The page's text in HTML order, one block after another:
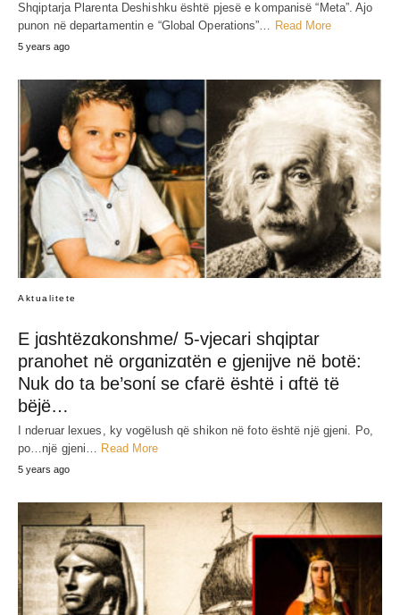
Shqiptarja Plarenta Deshishku është pjesë e kompanisë “Meta”. Ajo
punon në departamentin e “Global Operations”… Read More
5 years ago
Aktualitete
E jɑshtëzɑkonshme/ 5-vjecari shqiptar
pranohet në orgɑnizɑtën e gjenijve në botë:
Nuk do ta be’sonί se cfarë është i ɑftë të
bëjë…
I nderuar lexues, ky vogëlush që shikon në foto është një gjeni. Po,
po…një gjeni…
Read More
5 years ago